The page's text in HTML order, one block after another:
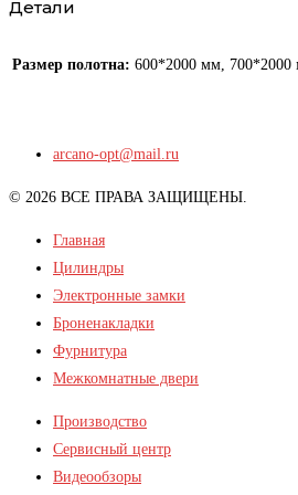
Детали
Размер полотна: 600*2000 мм,
arcano-opt@mail.ru
© 2026 ВСЕ ПРАВА ЗАЩИЩЕНЫ.
Главная
Цилиндры
Электронные замки
Броненакладки
Фурнитура
Межкомнатные двери
Производство
Сервисный центр
Видеообзоры